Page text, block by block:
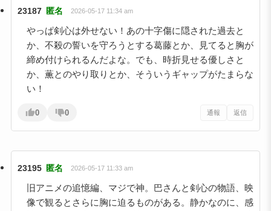
23187 匿名 2026-05-17 11:34 am
やっぱ剣心は外せない！あの十字傷に隠された過去と
か、不殺の誓いを守ろうとする葛藤とか、見てると胸が
締め付けられるんだよな。でも、時折見せる優しさと
か、薫とのやり取りとか、そういうギャップがたまらな
い！
0 0 通報 返信
23195 匿名 2026-05-17 11:33 am
旧アニメの追憶編、マジで神。巴さんと剣心の物語、映
像で観るとさらに胸に迫るものがある。静かなのに、感